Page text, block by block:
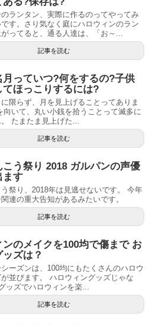
ランタン、実際に作るのってやってみ
す。さり気なく庭にハロウィンのラン
ってると、通る人達は、「お～...
記事を読む
月っていつ?何をするの?子供
てほっこりするには?
限らず、月を見上げることってありま
向いて、丸い小銭を拾うことって滅多に
たまたま見上げた...
記事を読む
こう祭り 2018 ガルパンの声優
ます
祭り、2018年は見逃せないです。 今年
連の重大告知があるみたいです。
記事を読む
ンのメイクを100均で傷まで お
ズは？
ーズンは、100均にもたくさんのハロウ
が並びます。 ハロウィングッズじゃな
ッズでハロウィンを楽...
記事を読む